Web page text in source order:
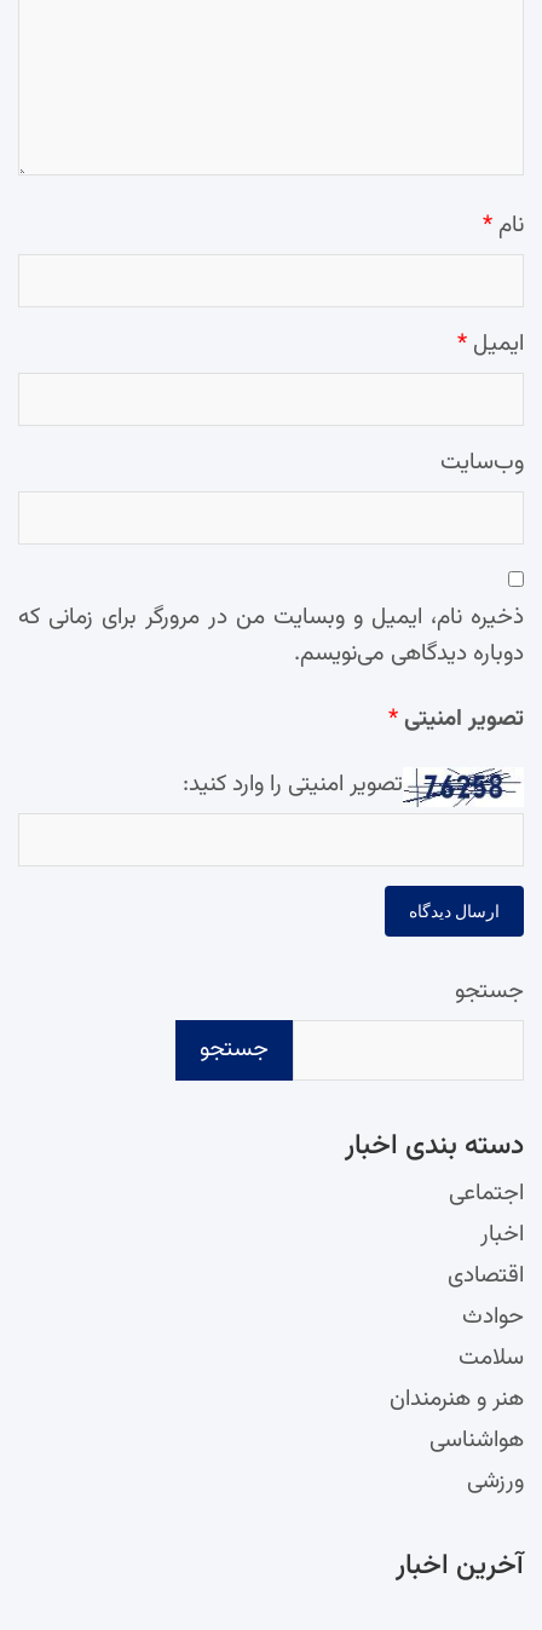
نام *
ایمیل *
وب‌سایت
ذخیره نام، ایمیل و وبسایت من در مرورگر برای زمانی که
دوباره دیدگاهی می‌نویسم.
تصویر امنیتی*
تصویر امنیتی را وارد کنید:
جستجو
جستجو
دسته‌ بندی اخبار
اجتماعی
اخبار
اقتصادی
حوادث
سلامت
هنر و هنرمندان
هواشناسی
ورزشی
آخرین اخبار